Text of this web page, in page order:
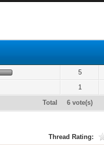
5
1
Total 6 vote(s)
Thread Rating: